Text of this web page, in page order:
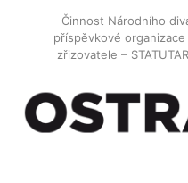
Činnost Národního
příspěvkové
zřizovatele –